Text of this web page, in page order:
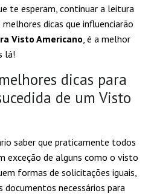
te esperam, continuar a leitura
dicas que influenciarão
Visto Americano , é a melhor
lá!
dicas para
de um Visto
saber que praticamente todos
exceção de alguns como o visto
formas de solicitações iguais,
documentos necessários para